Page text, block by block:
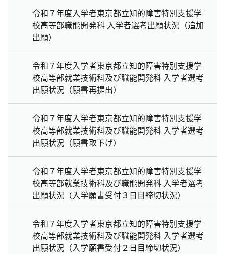
令和７年度入学者東京都立知的障害特別支援学
校高等部職能開発科 入学者選考出願状況（追加
出願）
令和７年度入学者東京都立知的障害特別支援学
校高等部就業技術科及び職能開発科 入学者選考
出願状況（願書再提出）
令和７年度入学者東京都立知的障害特別支援学
校高等部就業技術科及び職能開発科 入学者選考
出願状況（願書取下げ）
令和７年度入学者東京都立知的障害特別支援学
校高等部就業技術科及び職能開発科 入学者選考
出願状況（入学願書受付３日目締切状況）
令和７年度入学者東京都立知的障害特別支援学
校高等部就業技術科及び職能開発科 入学者選考
出願状況（入学願書受付２日目締切状況）